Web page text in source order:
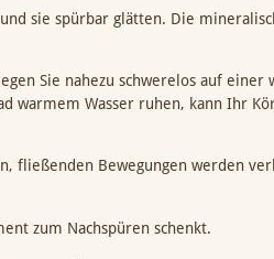
sie spürbar glätten. Die
Sie nahezu schwerelos auf einer
warmem Wasser ruhen, kann Ihr
fließenden Bewegungen werden
zum Nachspüren schenkt.